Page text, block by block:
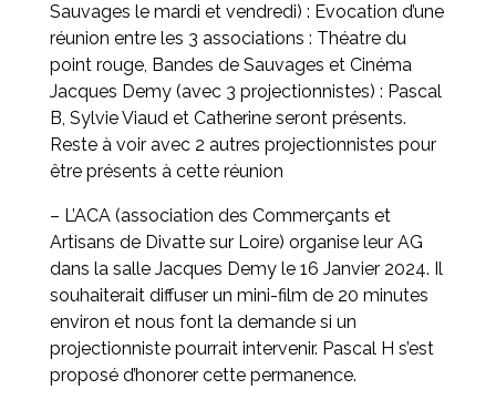
Sauvages le mardi et vendredi) : Evocation d’une
réunion entre les 3 associations : Théatre du
point rouge, Bandes de Sauvages et Cinéma
Jacques Demy (avec 3 projectionnistes) : Pascal
B, Sylvie Viaud et Catherine seront présents.
Reste à voir avec 2 autres projectionnistes pour
être présents à cette réunion
– L’ACA (association des Commerçants et
Artisans de Divatte sur Loire) organise leur AG
dans la salle Jacques Demy le 16 Janvier 2024. Il
souhaiterait diffuser un mini-film de 20 minutes
environ et nous font la demande si un
projectionniste pourrait intervenir. Pascal H s’est
proposé d’honorer cette permanence.